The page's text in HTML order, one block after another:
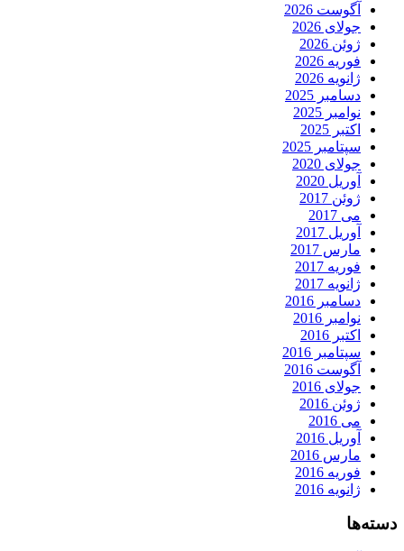
آگوست 2026
جولای 2026
ژوئن 2026
فوریه 2026
ژانویه 2026
دسامبر 2025
نوامبر 2025
اکتبر 2025
سپتامبر 2025
جولای 2020
آوریل 2020
ژوئن 2017
می 2017
آوریل 2017
مارس 2017
فوریه 2017
ژانویه 2017
دسامبر 2016
نوامبر 2016
اکتبر 2016
سپتامبر 2016
آگوست 2016
جولای 2016
ژوئن 2016
می 2016
آوریل 2016
مارس 2016
فوریه 2016
ژانویه 2016
دسته‌ها